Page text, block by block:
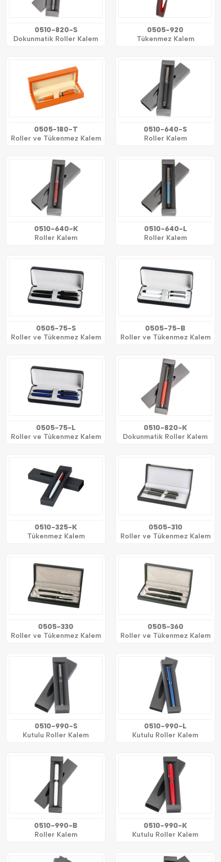
0510-820-S
Dokunmatik Roller Kalem
0505-920
Tükenmez Kalem
0505-180-T
Roller ve Tükenmez Kalem
0510-640-S
Roller Kalem
0510-640-K
Roller Kalem
0510-640-L
Roller Kalem
0505-75-S
Roller ve Tükenmez Kalem
0505-75-B
Roller ve Tükenmez Kalem
0505-75-L
Roller ve Tükenmez Kalem
0510-820-K
Dokunmatik Roller Kalem
0510-325-K
Tükenmez Kalem
0505-310
Roller ve Tükenmez Kalem
0505-330
Roller ve Tükenmez Kalem
0505-360
Roller ve Tükenmez Kalem
0510-990-S
Kutulu Roller Kalem
0510-990-L
Kutulu Roller Kalem
0510-990-B
Roller Kalem
0510-990-K
Kutulu Roller Kalem